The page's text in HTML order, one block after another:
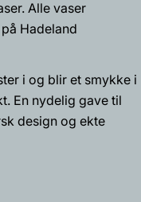
Alle vaser
Hadeland
i og blir et smykke i
En nydelig gave til
design og ekte
Kopiere